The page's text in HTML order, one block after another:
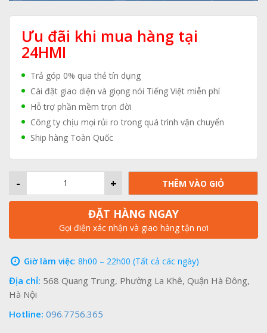
Ưu đãi khi mua hàng tại
24HMI
Trả góp 0% qua thẻ tín dụng
Cài đặt giao diện và giọng nói Tiếng Việt miễn phí
Hỗ trợ phần mềm trọn đời
Công ty chịu mọi rủi ro trong quá trình vận chuyển
Ship hàng Toàn Quốc
+
- THÊM VÀO GIỎ
ĐẶT HÀNG NGAY
Gọi điện xác nhận và giao hàng tận nơi
Giờ làm việc: 8h00 – 22h00 (Tất cả các ngày)
Địa chỉ: 568 Quang Trung, Phường La Khê, Quận Hà Đông,
Hà Nội
Hotline: 096.7756.365